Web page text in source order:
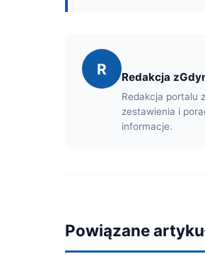
R Redakcja
Redakcja portalu
zestawienia i
informacje.
Powiązane